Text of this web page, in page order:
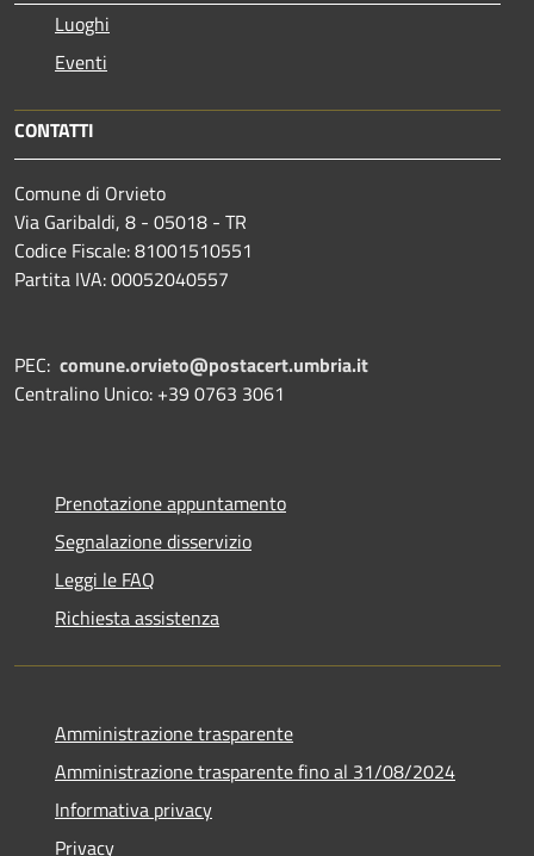
Luoghi
Eventi
CONTATTI
Comune di Orvieto
Via Garibaldi, 8 - 05018 - TR
Codice Fiscale: 81001510551
Partita IVA: 00052040557
PEC: comune.orvieto@postacert.umbria.it
Centralino Unico: +39 0763 3061
Prenotazione appuntamento
Segnalazione disservizio
Leggi le FAQ
Richiesta assistenza
Amministrazione trasparente
Amministrazione trasparente fino al 31/08/2024
Informativa privacy
Privacy